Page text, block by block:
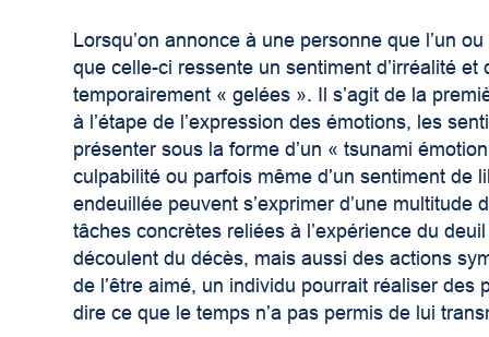
Lorsqu’on annonce à une personne que l’un
que celle-ci ressente un sentiment d’irréalité et
temporairement « gelées ». Il s’agit de la
à l’étape de l’expression des émotions, les
présenter sous la forme d’un « tsunami
culpabilité ou parfois même d’un sentiment
endeuillée peuvent s’exprimer d’une
tâches concrètes reliées à l’expérience du
découlent du décès, mais aussi des actions
de l’être aimé, un individu pourrait réaliser
dire ce que le temps n’a pas permis de lui